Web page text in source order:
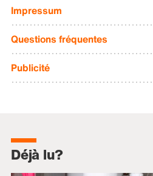
Impressum
Questions fréquentes
Publicité
Déjà lu?